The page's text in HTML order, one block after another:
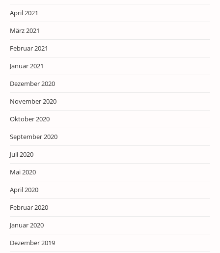
April 2021
März 2021
Februar 2021
Januar 2021
Dezember 2020
November 2020
Oktober 2020
September 2020
Juli 2020
Mai 2020
April 2020
Februar 2020
Januar 2020
Dezember 2019